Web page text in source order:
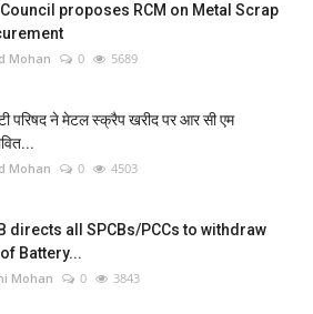
Council proposes RCM on Metal Scrap
Mohan 0 5689
परिषद ने मेटल स्क्रैप खरीद पर आर सी एम
Mohan 0 4503
directs all SPCBs/PCCs to withdraw
of Battery...
Mohan 0 3843